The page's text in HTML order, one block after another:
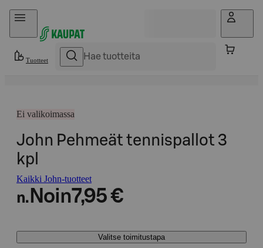
Hyppää sisältöön
Tuotteet
Ei valikoimassa
John Pehmeät tennispallot 3
kpl
Kaikki John-tuotteet
n. Noin7,95 €
Valitse toimitustapa